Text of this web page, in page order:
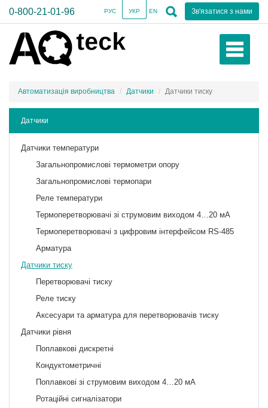
0-800-21-01-96 Зв'язатися з нами
РУС УКР EN
Автоматизація виробництва Датчики Датчики тиску
Датчики
Датчики температури
Загальнопромислові термометри опору
Загальнопромислові термопари
Реле температури
Термоперетворювачі зі струмовим виходом 4…20 мА
Термоперетворювачі з цифровим інтерфейсом RS-485
Арматура
Датчики тиску
Перетворювачі тиску
Реле тиску
Аксесуари та арматура для перетворювачів тиску
Датчики рівня
Поплавкові дискретні
Кондуктометричні
Поплавкові зі струмовим виходом 4…20 мА
Ротаційні сигналізатори